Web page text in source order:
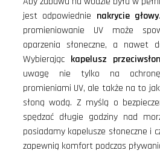
jest odpowiednie nakrycie głowy
promieniowanie UV może
oparzenia słoneczne, a nawet
Wybierając kapelusz
uwagę nie tylko na
promieniami UV, ale także na to
słoną wodą. Z myślą o
spędzać długie godziny nad
posiadamy kapelusze słoneczne i
zapewnią komfort podczas